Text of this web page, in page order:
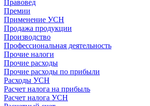
Правовед
Премии
Применение УСН
Продажа продукции
Производство
Профессиональная деятельность
Прочие налоги
Прочие расходы
Прочие расходы по прибыли
Расходы УСН
Расчет налога на прибыль
Расчет налога УСН